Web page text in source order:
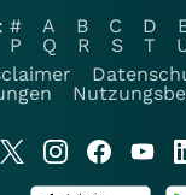
# A B C D
P Q R S T